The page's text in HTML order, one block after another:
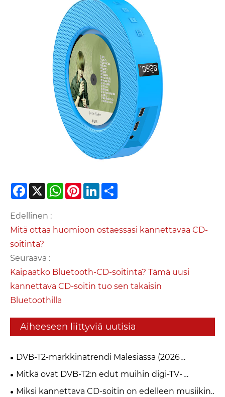
Facebook
X WhatsApp
PinterestLinkedIn
Edellinen :
Mitä ottaa huomioon ostaessasi kannettavaa CD-
soitinta?
Seuraava :
Kaipaatko Bluetooth-CD-soitinta? Tämä uusi
kannettava CD-soitin tuo sen takaisin
Bluetoothilla
Aiheeseen liittyviä uutisia
DVB-T2-markkinatrendi Malesiassa (2026
myFreeview / MYTV)
Mitkä ovat DVB-T2:n edut muihin digi-TV-
standardeihin verrattuna?
Miksi kannettava CD-soitin on edelleen musiikin